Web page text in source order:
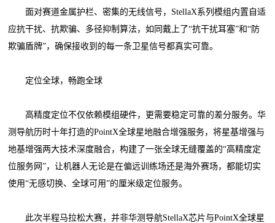
面对赛道金属护栏、密集的无线信号，StellaX系列模组内置自适
应抗干扰、抗欺骗、多径抑制算法，如同戴上了“抗干扰耳塞”和“防
欺骗盾牌”，确保接收到的每一条卫星信号都真实可靠。
定位全球，畅跑全球
高精度定位不仅依赖模组硬件，更需要稳定可靠的差分服务。华
测导航历时十年打造的PointX全球星地融合增强服务，将星基增强与
地基增强两大技术深度融合，构建了一张全球无缝覆盖的“高精度定
位服务网”，让机器人无论是在偏远训练场还是海外赛场，都能切实
使用“无感切换、全球可用”的厘米级定位服务。
此次半程马拉松大赛，并非华测导航StellaX芯片与PointX全球星